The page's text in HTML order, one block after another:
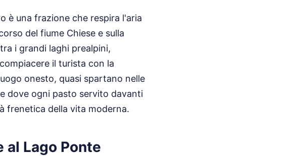
è una frazione che respira l'aria
del fiume Chiese e sulla
i grandi laghi prealpini,
il turista con la
onesto, quasi spartano nelle
dove ogni pasto servito davanti
frenetica della vita moderna.
al Lago Ponte